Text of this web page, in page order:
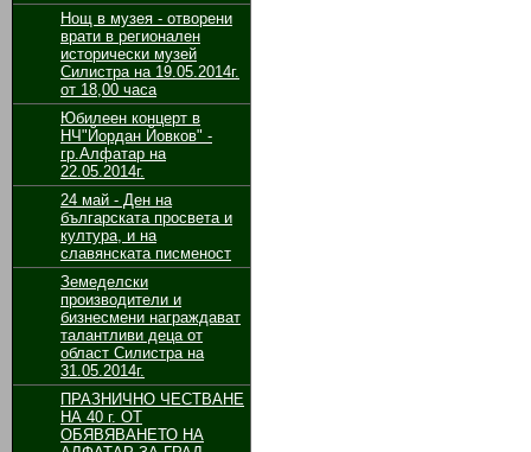
Нощ в музея - отворени
врати в регионален
исторически музей
Силистра на 19.05.2014г.
от 18,00 часа
Юбилеен концерт в
НЧ"Йордан Йовков" -
гр.Алфатар на
22.05.2014г.
24 май - Ден на
българската просвета и
култура, и на
славянската писменост
Земеделски
производители и
бизнесмени награждават
талантливи деца от
област Силистра на
31.05.2014г.
ПРАЗНИЧНО ЧЕСТВАНЕ
НА 40 г. ОТ
ОБЯВЯВАНЕТО НА